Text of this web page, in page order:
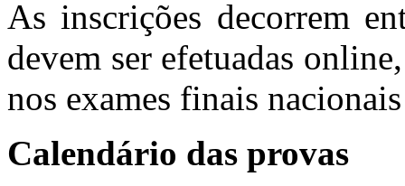
As inscrições decorrem
devem ser efetuadas
nos exames finais
Calendário das provas